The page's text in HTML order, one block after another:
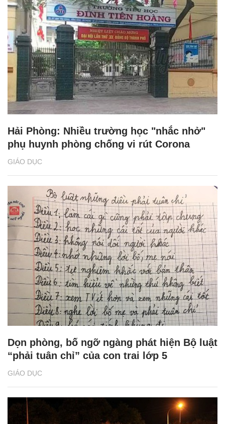
GIÁO DỤC
Hải Phòng: Nhiều trường học "nhắc nhở"
phụ huynh phòng chống vi rút Corona
GIÁO DỤC
Dọn phòng, bố ngỡ ngàng phát hiện Bộ luật
“phải tuân chỉ” của con trai lớp 5